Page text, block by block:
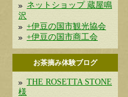
ネットショップ 蔵屋鳴
沢
+伊豆の国市観光協会
+伊豆の国市商工会
お茶摘み体験ブログ
THE ROSETTA STONE
様